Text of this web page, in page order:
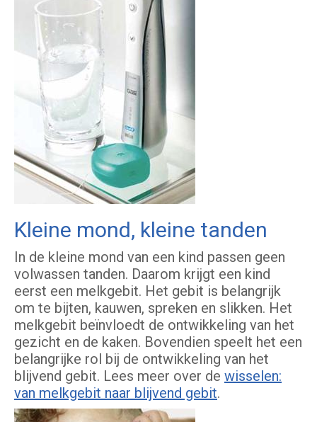
Kleine mond, kleine tanden
In de kleine mond van een kind passen geen
volwassen tanden. Daarom krijgt een kind
eerst een melkgebit. Het gebit is belangrijk
om te bijten, kauwen, spreken en slikken. Het
melkgebit beïnvloedt de ontwikkeling van het
gezicht en de kaken. Bovendien speelt het een
belangrijke rol bij de ontwikkeling van het
blijvend gebit. Lees meer over de wisselen:
van melkgebit naar blijvend gebit.